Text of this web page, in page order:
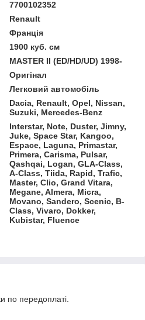
7700102352
Renault
Франція
1900 куб. см
MASTER II (ED/HD/UD) 1998-
Оригінал
Легковий автомобіль
Dacia, Renault, Opel, Nissan,
Suzuki, Mercedes-Benz
Interstar, Note, Duster, Jimny,
Juke, Space Star, Kangoo,
Espace, Laguna, Primastar,
Primera, Carisma, Pulsar,
Qashqai, Logan, GLA-Class,
A-Class, Tiida, Rapid, Trafic,
Master, Clio, Grand Vitara,
Megane, Almera, Micra,
Movano, Sandero, Scenic, B-
Class, Vivaro, Dokker,
Kubistar, Fluence
по передоплаті.